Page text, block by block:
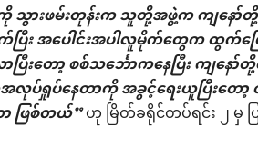
ကို သွားဖမ်းတုန်းက သူတို့အဖွဲ့က ကျန
ြီး အပေါင်းအပါလူမိုက်တွေက ထွက်ပ
ပြီးတော့ စစ်သင်္ဘောကနေပြီး ကျန
လုပ်ရှုပ်နေတာကို အခွင့်ရေးယူပြီးတ
ဖြစ်တယ်”ဟု မြိတ်ခရိုင်တပ်ရင်း ၂ မှ